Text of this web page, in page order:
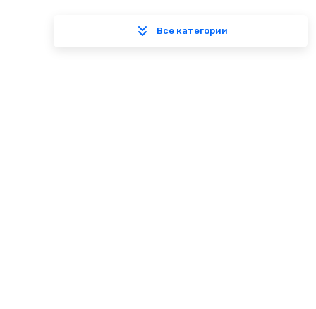
Все категории